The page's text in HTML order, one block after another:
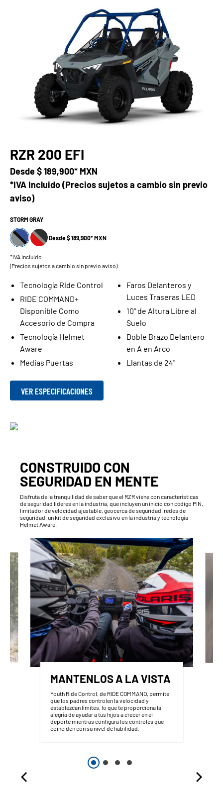
RZR 200 EFI
Desde$ 189,900* MXN
*IVA Incluido (Precios sujetos a cambio sin previo
aviso)
STORM GRAY
Desde $ 189,900* MXN
*IVA Incluido
(Precios sujetos a cambio sin previo aviso).
Tecnología Ride Control
RIDE COMMAND+
Disponible Como
Accesorio de Compra
Tecnología Helmet
Aware
Medias Puertas
Faros Delanteros y
Luces Traseras LED
10" de Altura Libre al
Suelo
Doble Brazo Delantero
en A en Arco
Llantas de 24"
VER ESPECIFICACIONES
CONSTRUIDO CON
SEGURIDAD EN MENTE
Disfruta de la tranquilidad de saber que el RZR viene con características
de seguridad líderes en la industria, que incluyen un inicio con código PIN,
limitador de velocidad ajustable, geocerca de seguridad, redes de
seguridad, un kit de seguridad exclusivo en la industria y tecnología
Helmet Aware.
MANTENLOS A LA VISTA
Youth Ride Control, de RIDE COMMAND, permite
que los padres controlen la velocidad y
establezcan límites, lo que te proporciona la
alegría de ayudar a tus hijos a crecer en el
deporte mientras configura los controles que
coinciden con su nivel de habilidad.